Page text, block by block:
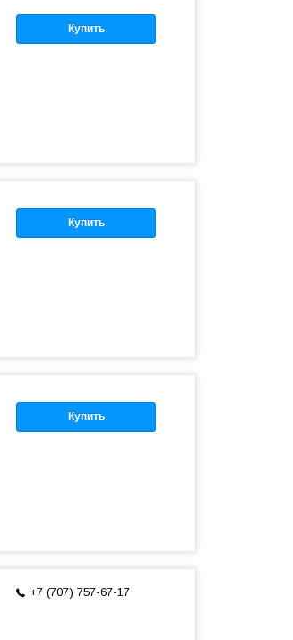
Купить
Купить
Купить
+7 (707) 757-67-17